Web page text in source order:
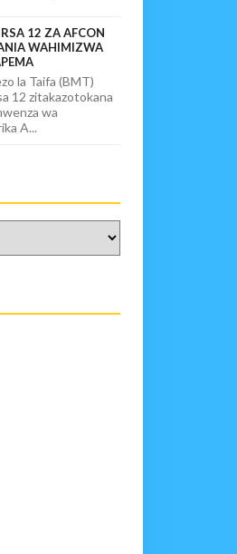
12 ZA AFCON
WAHIMIZWA
la Taifa (BMT)
12 zitakazotokana
wa
A...